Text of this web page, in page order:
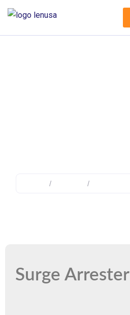
/ /
Surge Arrester